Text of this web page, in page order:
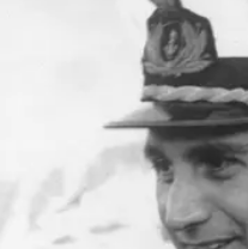
Apple